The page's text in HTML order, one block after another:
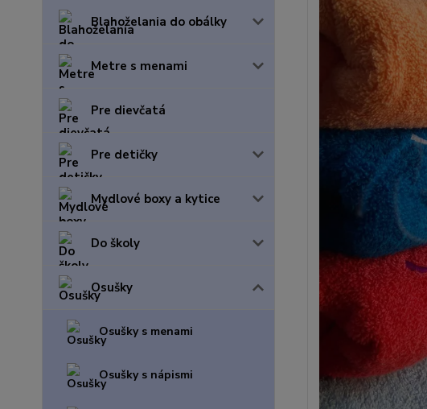
Blahoželania do obálky
Metre s menami
Pre dievčatá
Pre detičky
Mydlové boxy a kytice
Do školy
Osušky
Osušky s menami
Osušky s nápismi